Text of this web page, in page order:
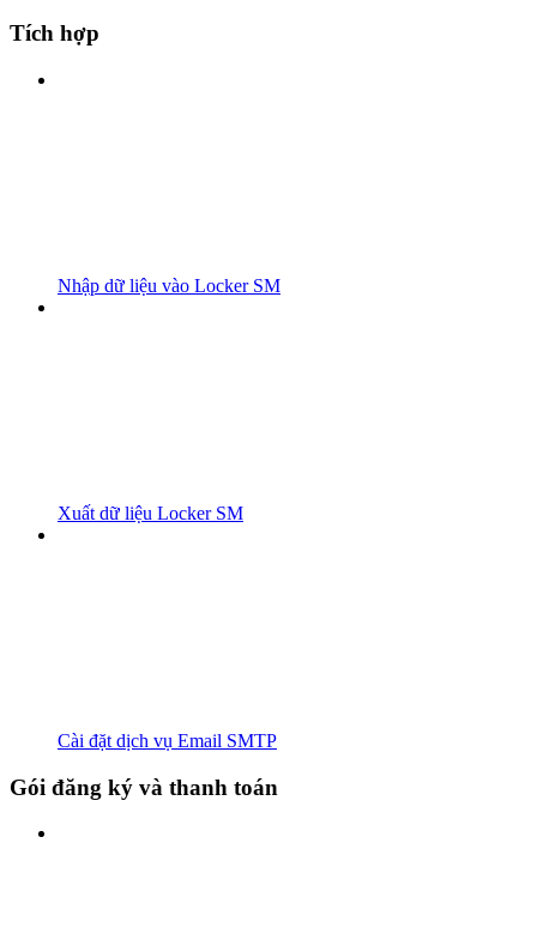
Tích hợp
Nhập dữ liệu vào Locker SM
Xuất dữ liệu Locker SM
Cài đặt dịch vụ Email SMTP
Gói đăng ký và thanh toán